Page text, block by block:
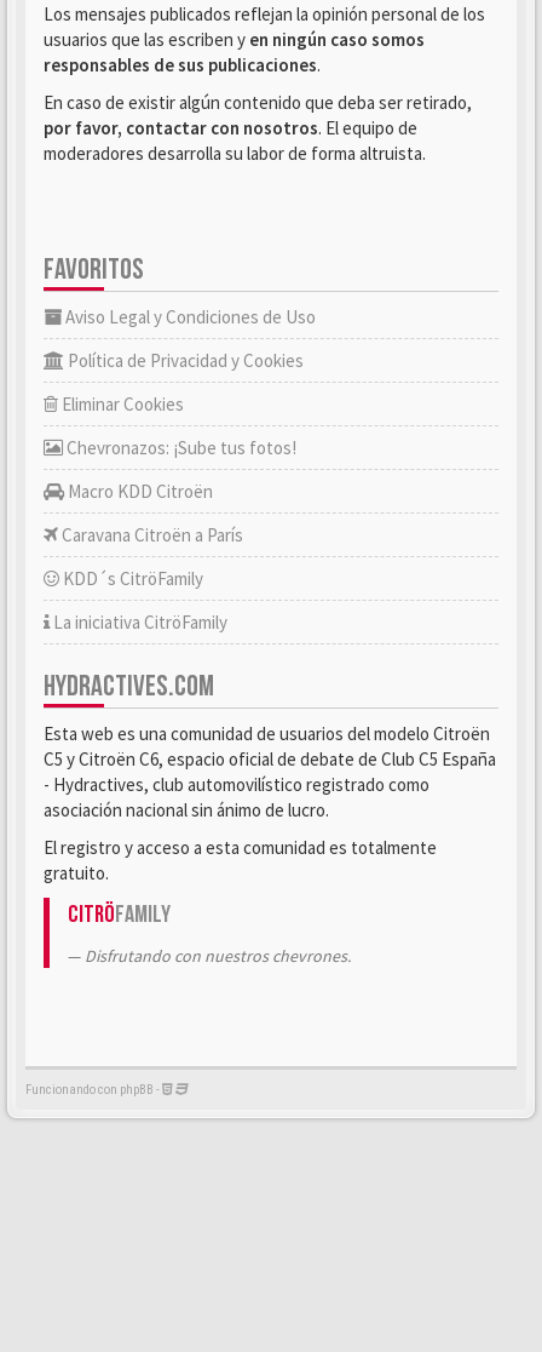
Los mensajes publicados reflejan la opinión personal de los
usuarios que las escriben y en ningún caso somos
responsables de sus publicaciones.
En caso de existir algún contenido que deba ser retirado,
por favor, contactar con nosotros. El equipo de
moderadores desarrolla su labor de forma altruista.
FAVORITOS
Aviso Legal y Condiciones de Uso
Política de Privacidad y Cookies
Eliminar Cookies
Chevronazos: ¡Sube tus fotos!
Macro KDD Citroën
Caravana Citroën a París
KDD´s CitröFamily
La iniciativa CitröFamily
HYDRACTIVES.COM
Esta web es una comunidad de usuarios del modelo Citroën
C5 y Citroën C6, espacio oficial de debate de Club C5 España
- Hydractives, club automovilístico registrado como
asociación nacional sin ánimo de lucro.
El registro y acceso a esta comunidad es totalmente
gratuito.
CitröFamily
Disfrutando con nuestros chevrones.
Funcionando con phpBB -